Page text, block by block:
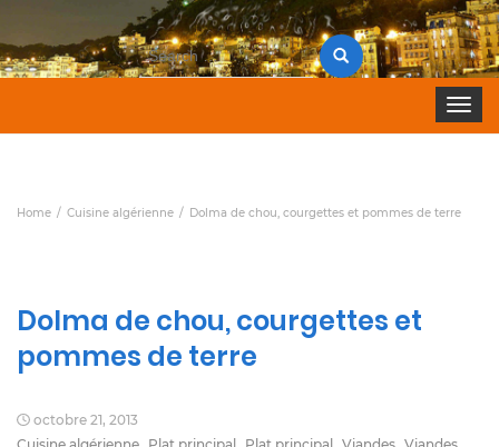
Search
for:
Toggle
Home Cuisine algérienne Dolma de chou, courgettes et pommes de terre
Dolma de chou, courgettes et
pommes de terre
octobre 21, 2013